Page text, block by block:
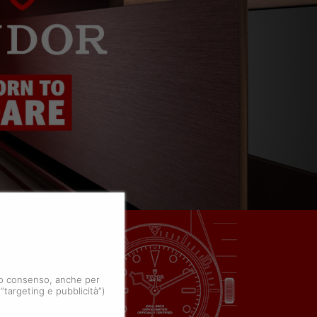
consenso, anche per
e pubblicità”)